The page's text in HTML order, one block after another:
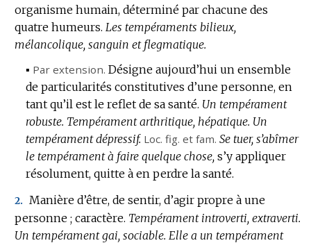
DOMAINE
:
organisme humain, déterminé par chacune des
quatre humeurs. Les tempéraments bilieux,
mélancolique, sanguin et flegmatique.
▪ Par extension. Désigne aujourd’hui un ensemble
de particularités constitutives d’une personne, en
tant qu’il est le reflet de sa santé. Un tempérament
robuste. Tempérament arthritique, hépatique. Un
tempérament dépressif. Loc. fig. et fam. Se tuer, s’abîmer
le tempérament à faire quelque chose, s’y appliquer
résolument, quitte à en perdre la santé.
2.
Manière d’être, de sentir, d’agir propre à une
personne ; caractère. Tempérament introverti, extraverti.
Un tempérament gai, sociable. Elle a un tempérament